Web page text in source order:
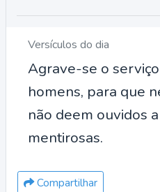
Versículos do dia
Agrave-se o
homens, para que
não deem ouvidos
mentirosas.
Compartilhar